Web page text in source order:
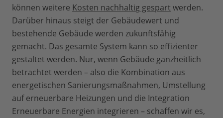
können weitere Kosten nachhaltig gespart werden.
Darüber hinaus steigt der Gebäudewert und
bestehende Gebäude werden zukunftsfähig
gemacht. Das gesamte System kann so effizienter
gestaltet werden. Nur, wenn Gebäude ganzheitlich
betrachtet werden – also die Kombination aus
energetischen Sanierungsmaßnahmen, Umstellung
auf erneuerbare Heizungen und die Integration
Erneuerbare Energien integrieren – schaffen wir es,